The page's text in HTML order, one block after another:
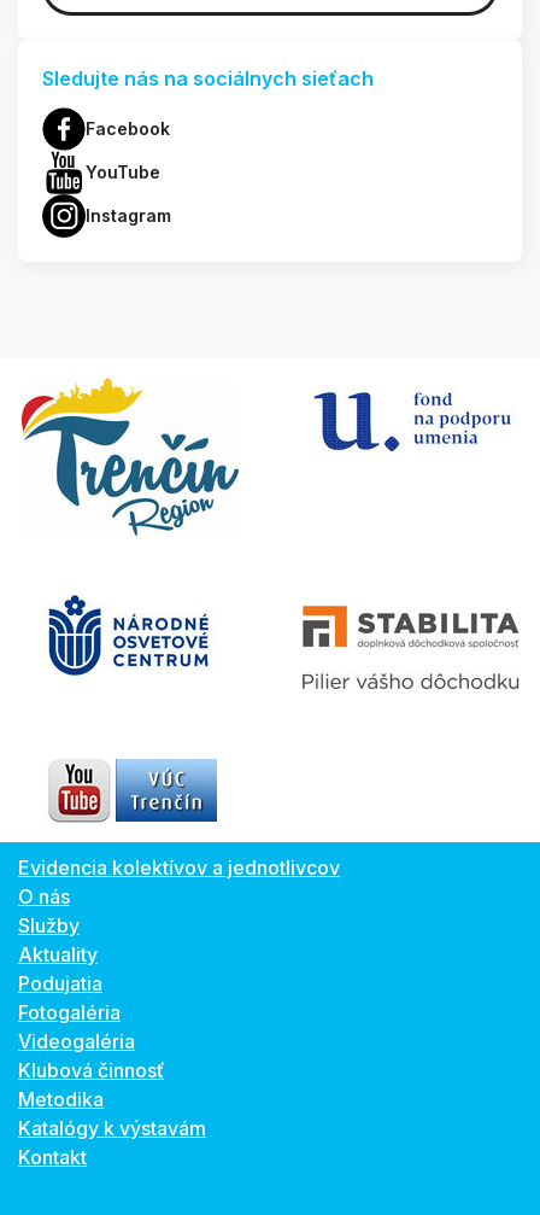
Sledujte nás na sociálnych sieťach
Facebook
YouTube
Instagram
Evidencia kolektívov a jednotlivcov
O nás
Služby
Aktuality
Podujatia
Fotogaléria
Videogaléria
Klubová činnosť
Metodika
Katalógy k výstavám
Kontakt